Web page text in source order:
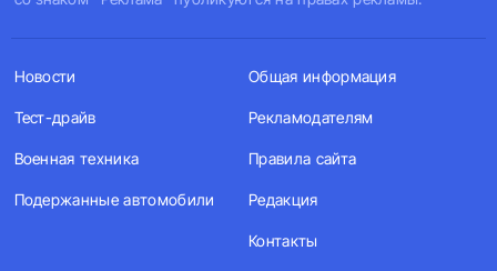
Новости
Тест-драйв
Военная техника
Подержанные автомобили
Общая информация
Рекламодателям
Правила сайта
Редакция
Контакты